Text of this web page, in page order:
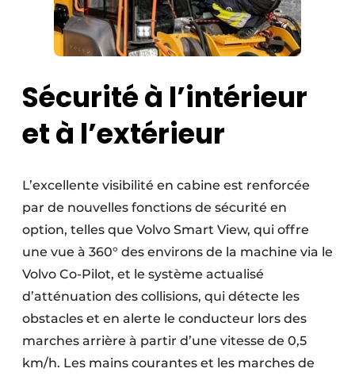
Sécurité à l’intérieur
et à l’extérieur
L’excellente visibilité en cabine est renforcée
par de nouvelles fonctions de sécurité en
option, telles que Volvo Smart View, qui offre
une vue à 360° des environs de la machine via le
Volvo Co-Pilot, et le système actualisé
d’atténuation des collisions, qui détecte les
obstacles et en alerte le conducteur lors des
marches arrière à partir d’une vitesse de 0,5
km/h. Les mains courantes et les marches de